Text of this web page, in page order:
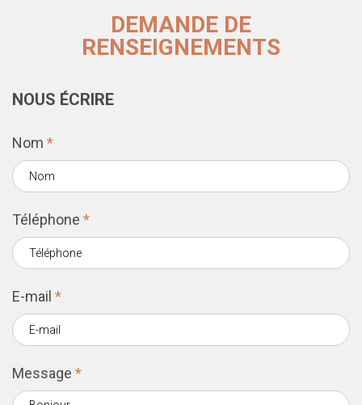
DEMANDE DE
RENSEIGNEMENTS
NOUS ÉCRIRE
Nom *
Téléphone *
E-mail *
Message *